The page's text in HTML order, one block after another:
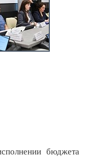
бюджета